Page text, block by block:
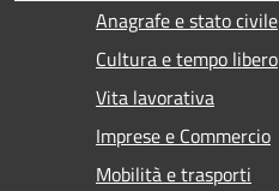
Anagrafe e stato civile
Cultura e tempo libero
Vita lavorativa
Imprese e Commercio
Mobilità e trasporti